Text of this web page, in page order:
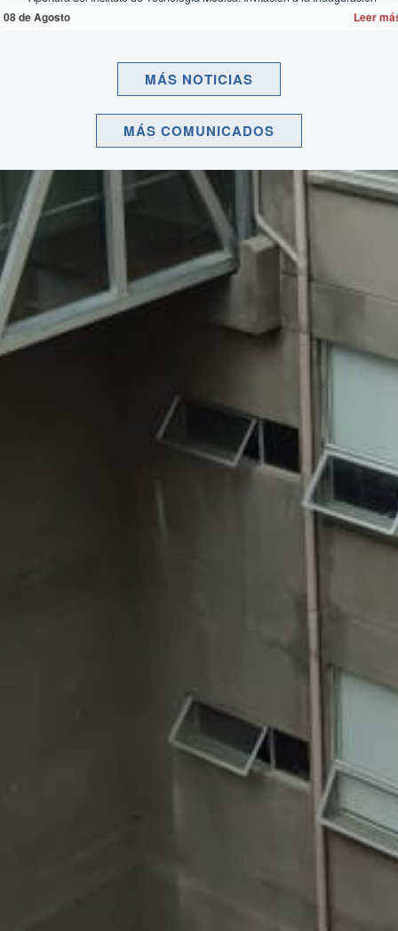
08 deAgosto Leer
MÁS NOTICIAS
MÁS COMUNICADOS